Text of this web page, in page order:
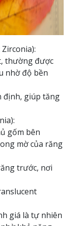
thường được
nhờ độ bền
định, giúp tăng
gốm bên
mờ của răng
trước, nơi
giá là tự nhiên